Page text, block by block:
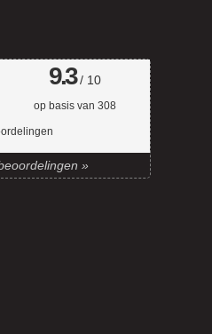
9.3/ 10
op basis van 308
»